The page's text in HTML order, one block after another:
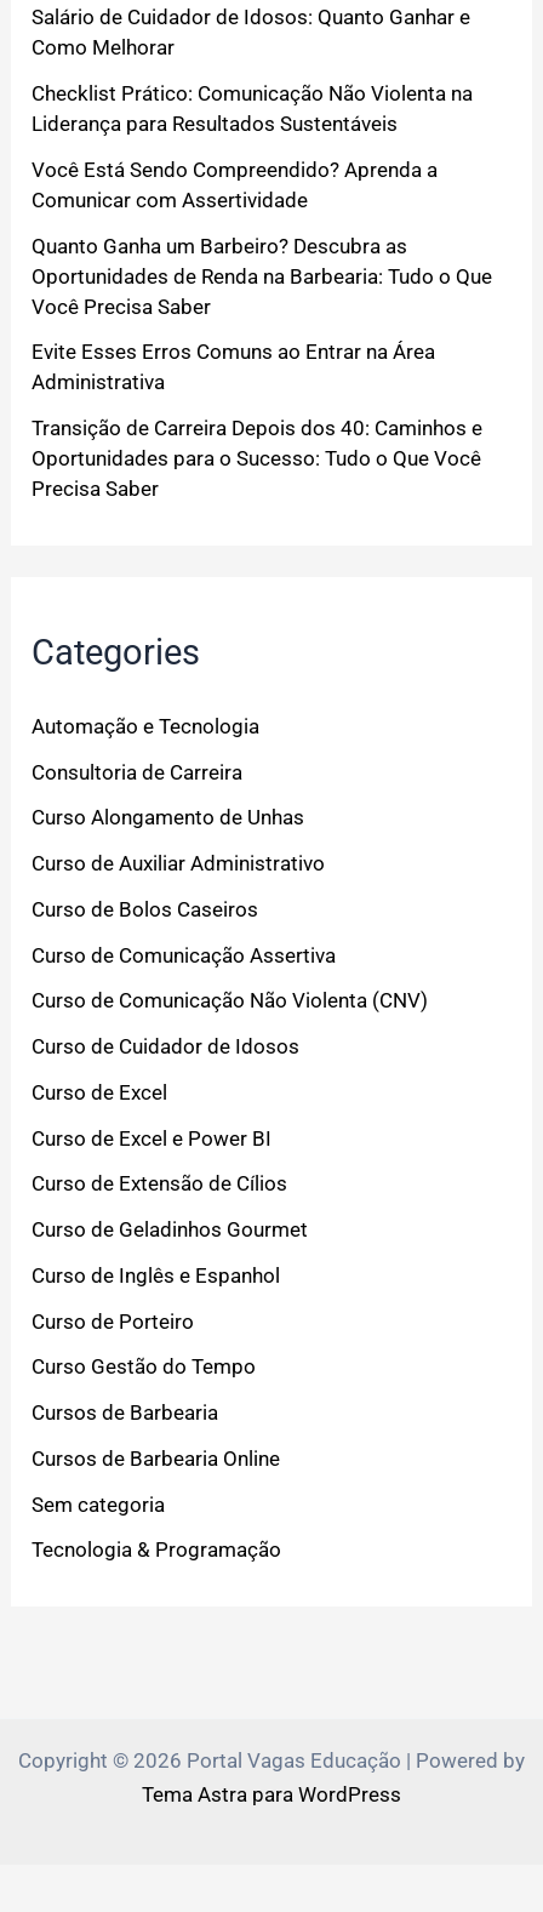
Salário de Cuidador de Idosos: Quanto Ganhar e
Como Melhorar
Checklist Prático: Comunicação Não Violenta na
Liderança para Resultados Sustentáveis
Você Está Sendo Compreendido? Aprenda a
Comunicar com Assertividade
Quanto Ganha um Barbeiro? Descubra as
Oportunidades de Renda na Barbearia: Tudo o Que
Você Precisa Saber
Evite Esses Erros Comuns ao Entrar na Área
Administrativa
Transição de Carreira Depois dos 40: Caminhos e
Oportunidades para o Sucesso: Tudo o Que Você
Precisa Saber
Categories
Automação e Tecnologia
Consultoria de Carreira
Curso Alongamento de Unhas
Curso de Auxiliar Administrativo
Curso de Bolos Caseiros
Curso de Comunicação Assertiva
Curso de Comunicação Não Violenta (CNV)
Curso de Cuidador de Idosos
Curso de Excel
Curso de Excel e Power BI
Curso de Extensão de Cílios
Curso de Geladinhos Gourmet
Curso de Inglês e Espanhol
Curso de Porteiro
Curso Gestão do Tempo
Cursos de Barbearia
Cursos de Barbearia Online
Sem categoria
Tecnologia & Programação
Copyright © 2026 Portal Vagas Educação | Powered by
Tema Astra para WordPress